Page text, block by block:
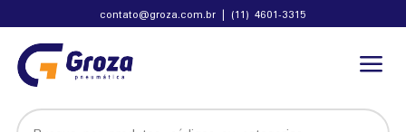
contato@groza.com.br | (11) 4601-3315
a